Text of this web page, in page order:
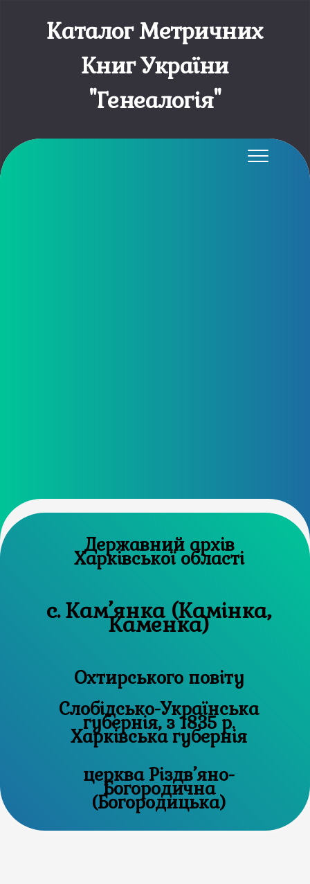
Каталог Метричних
Книг України
"Генеалогія"
Державний архів
Харківської області
с. Кам’янка (Камінка,
Каменка)
Охтирського повіту
Слобідсько-Українська
губернія, з 1835 р.
Харківська губернія
церква Різдв’яно-
Богородична
(Богородицька)